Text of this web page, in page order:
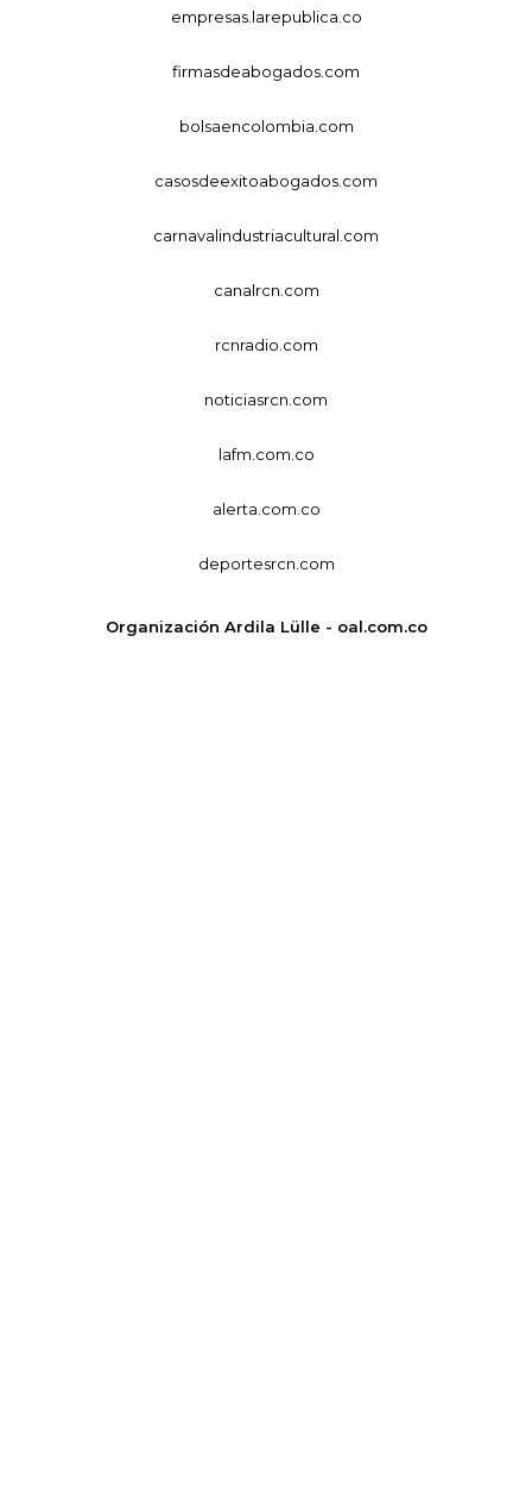
empresas.larepublica.co
firmasdeabogados.com
bolsaencolombia.com
casosdeexitoabogados.com
carnavalindustriacultural.com
canalrcn.com
rcnradio.com
noticiasrcn.com
lafm.com.co
alerta.com.co
deportesrcn.com
Organización Ardila Lülle - oal.com.co